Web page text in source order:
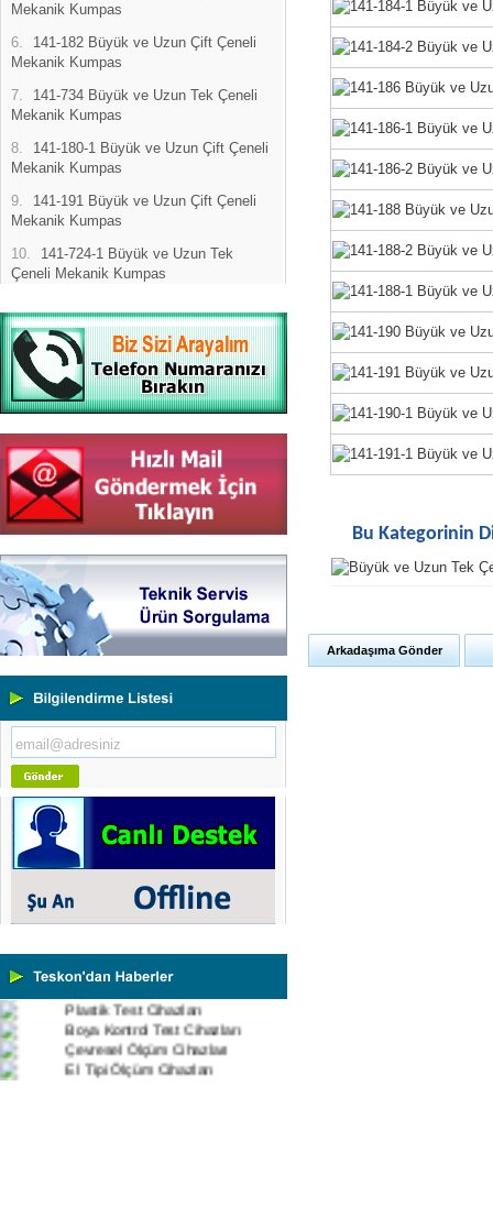
Mekanik Kumpas
6.
141-182 Büyük ve Uzun Çift Çeneli
Mekanik Kumpas
7.
141-734 Büyük ve Uzun Tek Çeneli
Mekanik Kumpas
8.
141-180-1 Büyük ve Uzun Çift Çeneli
Mekanik Kumpas
9.
141-191 Büyük ve Uzun Çift Çeneli
Mekanik Kumpas
10.
141-724-1 Büyük ve Uzun Tek
Çeneli Mekanik Kumpas
Yeni Binamıza TAŞINDIK
Portatif ve Tezgah Tipi Sertlik
Ölçüm Cihazları
Kaplama Kalınlığı Ölçüm
Cihazları
Cihazları
Yüzey Pürüzlülük Ölçüm
Vİbrasyon Test Cihazları
Mikroskoplar
Numune Hazırlama Cihazları
Profil Projektörler
Video Ölçüm Sistemleri
3 Boyutlu Ölçüm Cihazları
Beton Test Cihazları
Impact Test Cihazları
Boya Kontrol Test Cihazları
Çevresel Ölçüm Cihazları
El Tipi Ölçüm Cihazları
Bu Kategorinin
Arkadaşıma Gönder